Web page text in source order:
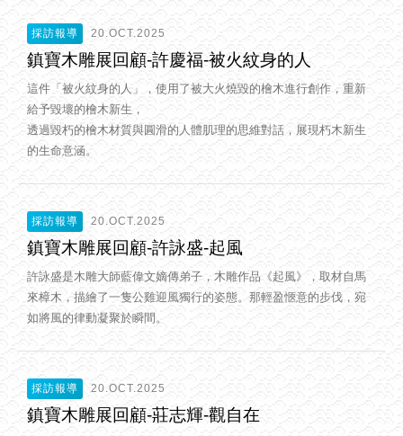
採訪報導 20.OCT.2025
鎮寶木雕展回顧-許慶福-被火紋身的人
這件「被火紋身的人」，使用了被大火燒毀的檜木進行創作，重新
給予毀壞的檜木新生，
透過毀朽的檜木材質與圓滑的人體肌理的思維對話，展現朽木新生
的生命意涵。
採訪報導 20.OCT.2025
鎮寶木雕展回顧-許詠盛-起風
許詠盛是木雕大師藍偉文嫡傳弟子，木雕作品《起風》，取材自馬
來樟木，描繪了一隻公雞迎風獨行的姿態。那輕盈愜意的步伐，宛
如將風的律動凝聚於瞬間。
採訪報導 20.OCT.2025
鎮寶木雕展回顧-莊志輝-觀自在